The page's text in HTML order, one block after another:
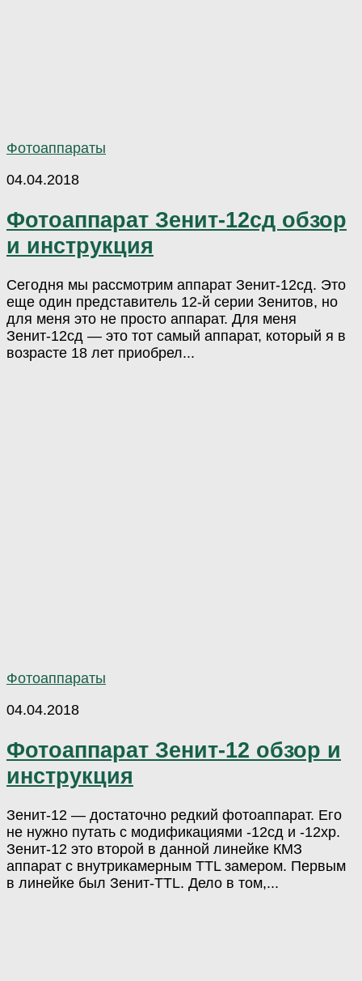
Фотоаппараты
04.04.2018
Фотоаппарат Зенит-12сд обзор
и инструкция
Сегодня мы рассмотрим аппарат Зенит-12сд. Это
еще один представитель 12-й серии Зенитов, но
для меня это не просто аппарат. Для меня
Зенит-12сд — это тот самый аппарат, который я в
возрасте 18 лет приобрел...
Фотоаппараты
04.04.2018
Фотоаппарат Зенит-12 обзор и
инструкция
Зенит-12 — достаточно редкий фотоаппарат. Его
не нужно путать с модификациями -12сд и -12xp.
Зенит-12 это второй в данной линейке КМЗ
аппарат с внутрикамерным TTL замером. Первым
в линейке был Зенит-TTL. Дело в том,...